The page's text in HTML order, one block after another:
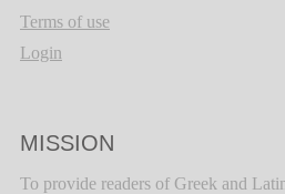
Terms of use
Login
MISSION
To provide readers of Greek and